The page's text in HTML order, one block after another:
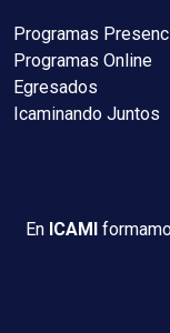
Programas
Programas Online
Egresados
Icaminando Juntos
En ICAMI